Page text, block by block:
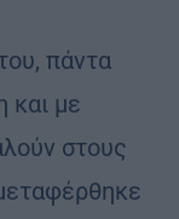
πάντα
και με
στους